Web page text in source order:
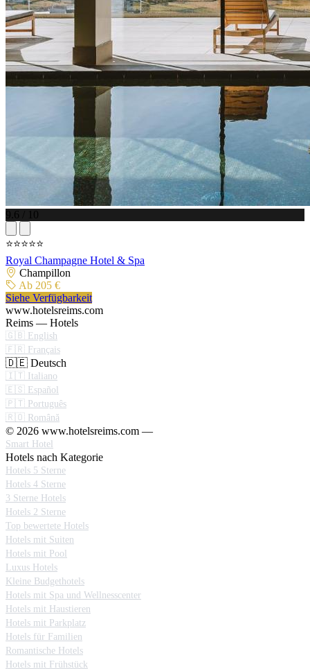
9.6 / 10
⭐⭐⭐⭐⭐
Royal Champagne Hotel & Spa
Champillon
Ab 205 €
Siehe Verfügbarkeit
www.hotelsreims.com
Reims — Hotels
🇬🇧 English
🇫🇷 Français
🇩🇪 Deutsch
🇮🇹 Italiano
🇪🇸 Español
🇵🇹 Português
🇷🇴 Română
© 2026 www.hotelsreims.com —
Smart Hotel
Hotels nach Kategorie
Hotels 5 Sterne
Hotels 4 Sterne
3 Sterne Hotels
Hotels 2 Sterne
Top bewertete Hotels
Hotels mit Suiten
Hotels mit Pool
Luxus Hotels
Kleine Budgethotels
Hotels mit Spa und Wellnesscenter
Hotels mit Haustieren
Hotels mit Parkplatz
Hotels für Familien
Romantische Hotels
Hotels mit Frühstück